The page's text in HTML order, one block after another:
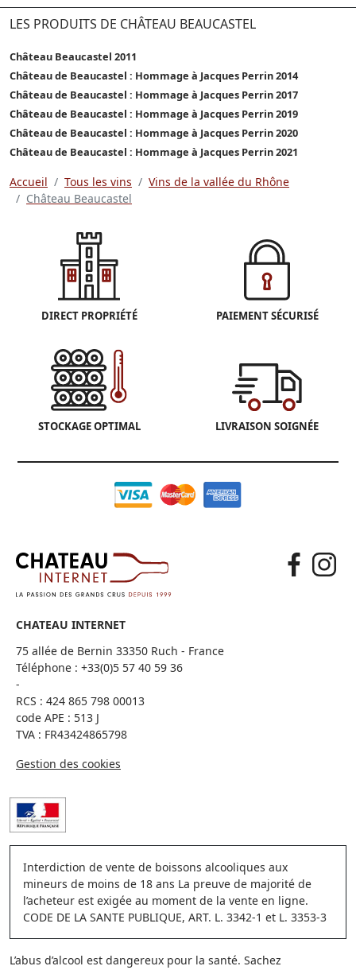
LES PRODUITS DE CHÂTEAU BEAUCASTEL
Château Beaucastel 2011
Château de Beaucastel : Hommage à Jacques Perrin 2014
Château de Beaucastel : Hommage à Jacques Perrin 2017
Château de Beaucastel : Hommage à Jacques Perrin 2019
Château de Beaucastel : Hommage à Jacques Perrin 2020
Château de Beaucastel : Hommage à Jacques Perrin 2021
Accueil Tous les vins
Vins de la vallée du Rhône
Château Beaucastel
DIRECT PROPRIÉTÉ PAIEMENT SÉCURISÉ
STOCKAGE OPTIMAL LIVRAISON SOIGNÉE
CHATEAU INTERNET
75 allée de Bernin 33350 Ruch - France
Téléphone : +33(0)5 57 40 59 36
-
RCS : 424 865 798 00013
code APE : 513 J
TVA : FR43424865798
Gestion des cookies
Interdiction de vente de boissons alcooliques aux
mineurs de moins de 18 ans La preuve de majorité de
l’acheteur est exigée au moment de la vente en ligne.
CODE DE LA SANTE PUBLIQUE, ART. L. 3342-1 et L. 3353-3
L’abus d’alcool est dangereux pour la santé. Sachez